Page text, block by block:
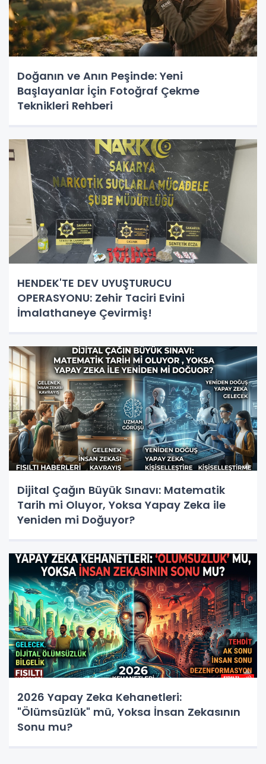
Doğanın ve Anın Peşinde: Yeni
Başlayanlar İçin Fotoğraf Çekme
Teknikleri Rehberi
HENDEK'TE DEV UYUŞTURUCU
OPERASYONU: Zehir Taciri Evini
İmalathaneye Çevirmiş!
Dijital Çağın Büyük Sınavı: Matematik
Tarih mi Oluyor, Yoksa Yapay Zeka ile
Yeniden mi Doğuyor?
2026 Yapay Zeka Kehanetleri:
"Ölümsüzlük" mü, Yoksa İnsan Zekasının
Sonu mu?